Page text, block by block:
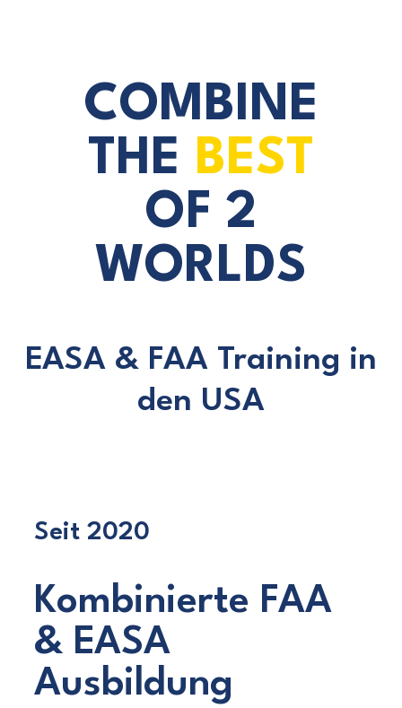
COMBINE
THE BEST
OF 2
WORLDS
EASA & FAA Training in
den USA
Seit 2020
Kombinierte FAA
& EASA
Ausbildung